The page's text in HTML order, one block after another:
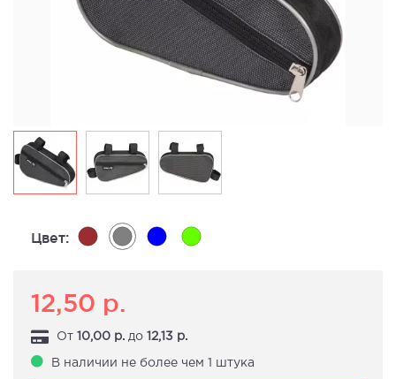
Цвет:
12,50 р.
От 10,00 р. до 12,13 р.
В наличии не более чем 1 штука